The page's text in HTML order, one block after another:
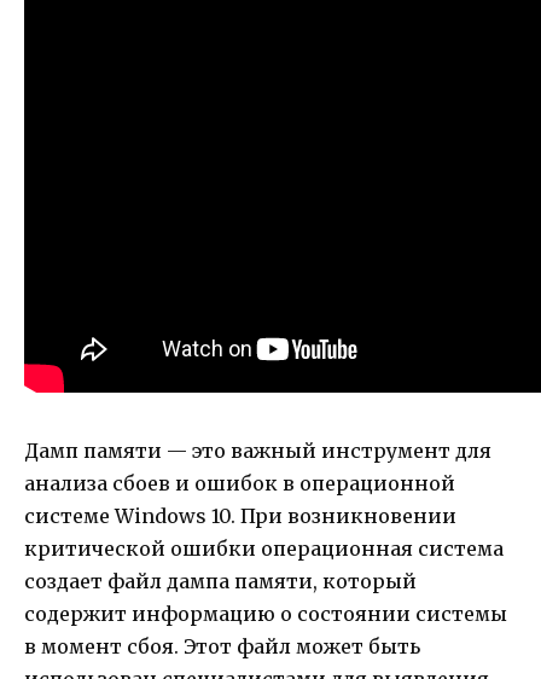
Дамп памяти — это важный инструмент для
анализа сбоев и ошибок в операционной
системе Windows 10. При возникновении
критической ошибки операционная система
создает файл дампа памяти, который
содержит информацию о состоянии системы
в момент сбоя. Этот файл может быть